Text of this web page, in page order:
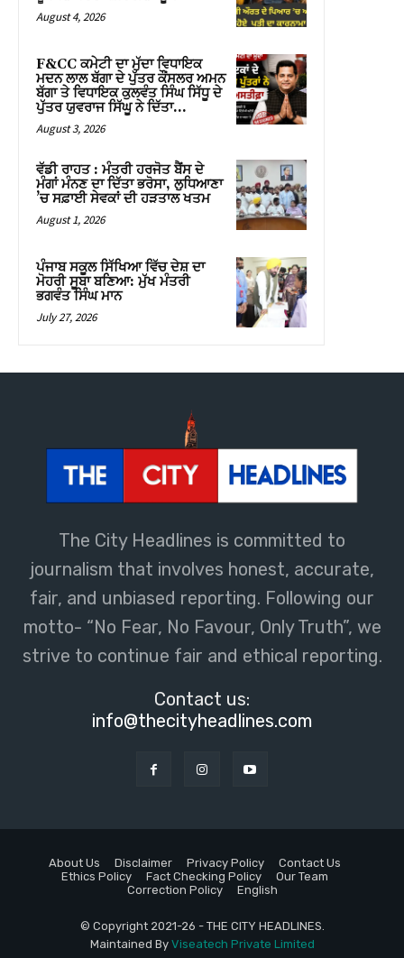
The City Headlines is committed to
journalism that involves honest, accurate,
fair, and unbiased reporting. Following our
motto- “No Fear, No Favour, Only Truth”, we
strive to continue fair and ethical reporting.
Contact us:
info@thecityheadlines.com
About Us Disclaimer Privacy Policy
Contact Us
Ethics Policy
Fact Checking Policy
Our Team
Correction Policy
English
© Copyright 2021-26 - THE CITY HEADLINES.
Maintained By Viseatech Private Limited